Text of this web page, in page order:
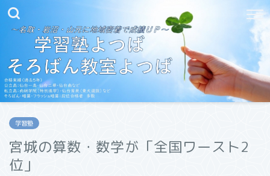
学習塾
宮城の算数・数学が「全国ワースト2
位」